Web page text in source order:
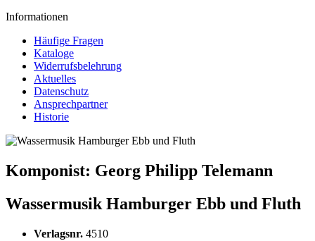
Informationen
Häufige Fragen
Kataloge
Widerrufsbelehrung
Aktuelles
Datenschutz
Ansprechpartner
Historie
Komponist: Georg Philipp Telemann
Wassermusik Hamburger Ebb und Fluth
Verlagsnr. 4510